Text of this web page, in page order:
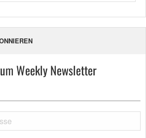
Weekly Newsletter